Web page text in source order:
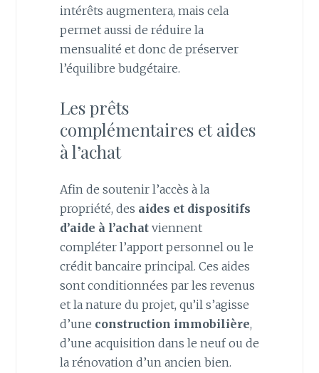
intérêts augmentera, mais cela
permet aussi de réduire la
mensualité et donc de préserver
l’équilibre budgétaire.
Les prêts
complémentaires et aides
à l’achat
Afin de soutenir l’accès à la
propriété, des aides et dispositifs
d’aide à l’achatviennent
compléter l’apport personnel ou le
crédit bancaire principal. Ces aides
sont conditionnées par les revenus
et la nature du projet, qu’il s’agisse
d’une construction immobilière,
d’une acquisition dans le neuf ou de
la rénovation d’un ancien bien.